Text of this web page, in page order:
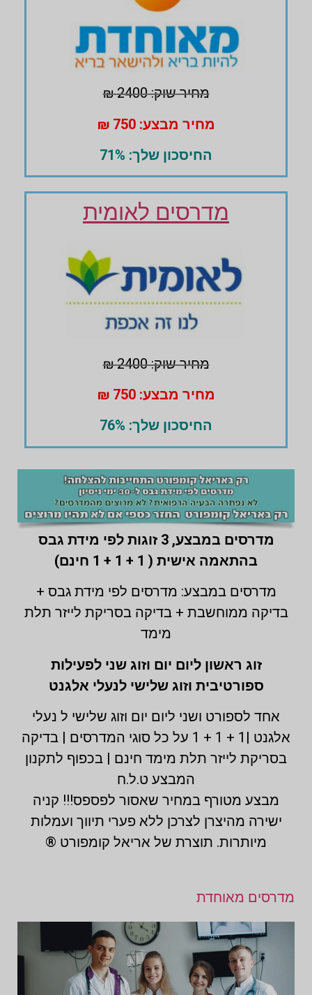
מחיר שוק: 2400 ₪
מחיר מבצע: 750 ₪
החיסכון שלך: 71%
מדרסים לאומית
מחיר שוק: 2400 ₪
מחיר מבצע: 750 ₪
החיסכון שלך: 76%
מדרסים במבצע,
3 זוגות לפי מידת גבס
בהתאמה אישית ( 1 + 1 + 1 חינם)
מדרסים במבצע: מדרסים לפי מידת גבס +
בדיקה ממוחשבת + בדיקה בסריקת לייזר תלת
מימד
זוג ראשון ליום יום וזוג שני לפעילות
ספורטיבית וזוג שלישי לנעלי אלגנט
אחד לספורט ושני ליום יום וזוג שלישי ל נעלי
אלגנט |1 + 1 + 1 על כל סוגי המדרסים | בדיקה
בסריקת לייזר תלת מימד חינם | בכפוף לתקנון
המבצע ט.ל.ח
מבצע מטורף במחיר שאסור לפספס!!! קניה
ישירה מהיצרן לצרכן ללא פערי תיווך ועמלות
מיותרות. תוצרת של אריאל קומפורט ®
מדרסים מאוחדת